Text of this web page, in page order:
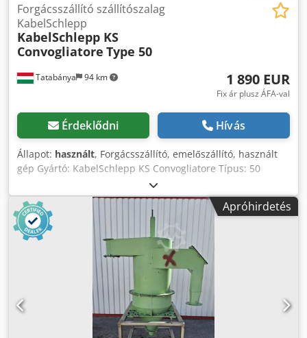
Tatabánya 94 km
Forgácsszállító szállítószalag
KabelSchlepp
KabelSchlepp KS
Convogliatore Type 50
1 890 EUR
Fix ár plusz ÁFA-val
Érdeklődni Hívás
Állapot: használt, Forgácsszállító, emelőszállító, használt
gép Gyártó: KabelSchlepp KS Convogliatore Típus: 50
Gyártási év: 2005 Súly: 600 kg Műszaki adatok: Teljes
méretek (Sz x Mé x Ma): 3750 x 1060 x 1510 mm
Szalagméret: 4400 x 420 mm Léclap (emelő) méret: 355 x
45 mm Léctávolság: 300 mm Cedpfjy Nnmdox Altorf
Kifolyónyílás mérete: 450 x 335 mm Nehéz kivitel, ideális
fémforgács és ipari hulladék szállítására
Apróhirdetés